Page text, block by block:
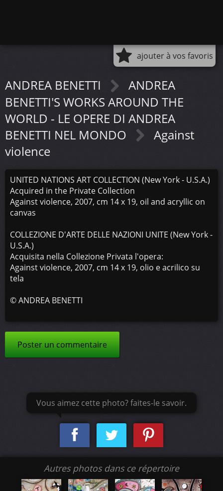
ajouter à vos favoris
ANDREA BENETTI
ANDREA
BENETTI'S WORKS AROUND THE
WORLD - LE OPERE DI ANDREA
BENETTI NEL MONDO
Against
violence
UNITED NATIONS ART COLLECTION (New York - U.S.A.)
Acquired in the Private Collection
Against violence, 2007, cm 14 x 19, oil and acryllic on
canvas
COLLEZIONE D'ARTE DELLE NAZIONI UNITE (New York -
U.S.A.)
Acquisita nella Collezione Privata l'opera:
Against violence, 2007, cm 14 x 19, olio e acrilico su
tela
©ANDREA BENETTI
Poster un commentaire
Vous aimez cette photo? faites-le savoir.
Autres photos dans ce répertoire